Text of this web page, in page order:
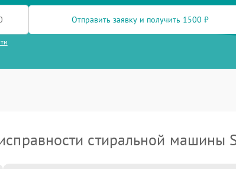
Отправить заявку и получить 1500 ₽
стиральной машины